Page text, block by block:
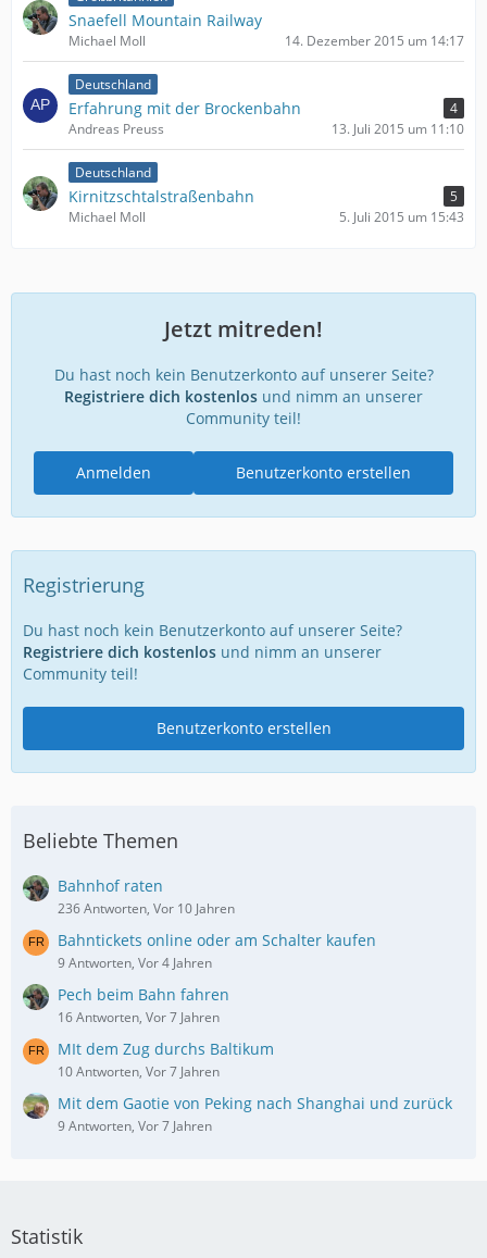
Snaefell Mountain Railway
Michael Moll 14. Dezember 2015 um 14:17
Deutschland
Erfahrung mit der Brockenbahn
4
Andreas Preuss
13. Juli 2015 um 11:10
Deutschland
Kirnitzschtalstraßenbahn
5
Michael Moll
5. Juli 2015 um 15:43
Jetzt mitreden!
Du hast noch kein Benutzerkonto auf unserer Seite?
Registriere dich kostenlos und nimm an unserer
Community teil!
Benutzerkonto erstellen
Anmelden
Registrierung
Du hast noch kein Benutzerkonto auf unserer Seite?
Registriere dich kostenlos und nimm an unserer
Community teil!
Benutzerkonto erstellen
Beliebte Themen
Bahnhof raten
236 Antworten, Vor 10 Jahren
Bahntickets online oder am Schalter kaufen
9 Antworten, Vor 4 Jahren
Pech beim Bahn fahren
16 Antworten, Vor 7 Jahren
MIt dem Zug durchs Baltikum
10 Antworten, Vor 7 Jahren
Mit dem Gaotie von Peking nach Shanghai und zurück
9 Antworten, Vor 7 Jahren
Statistik